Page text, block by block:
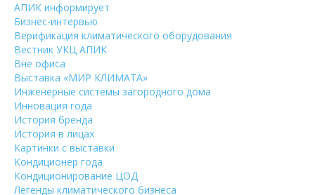
АПИК информирует
Бизнес-интервью
Верификация климатического оборудования
Вестник УКЦ АПИК
Вне офиса
Выставка «МИР КЛИМАТА»
Инженерные системы загородного дома
Инновация года
История бренда
История в лицах
Картинки с выставки
Кондиционер года
Кондиционирование ЦОД
Легенды климатического бизнеса